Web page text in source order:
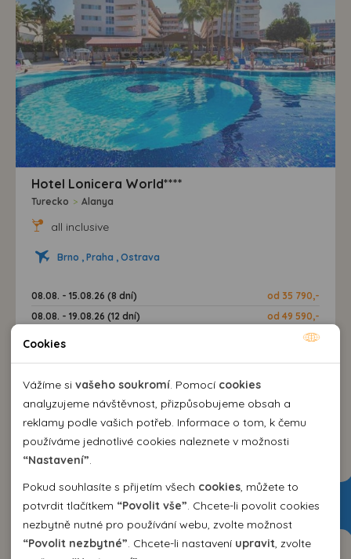
Hotel Lonicera World****
Turecko > Alanya
all inclusive
Brno , Praha , Ostrava
08.08. - 15.08.26 (8 dní)
od 35 790,-
08.08. - 19.08.26 (12 dní)
od 49 590,-
od 35 790,-
Cookies
Vážíme si vašeho soukromí. Pomocí cookies
analyzujeme návštěvnost, přizpůsobujeme obsah a
reklamy podle vašich potřeb. Informace o tom, k čemu
používáme jednotlivé cookies naleznete v možnosti
“Nastavení”.
Pokud souhlasíte s přijetím všech cookies, můžete to
potvrdit tlačítkem “Povolit vše”. Chcete-li povolit cookies
nezbytně nutné pro používání webu, zvolte možnost
“Povolit nezbytné”. Chcete-li nastavení upravit, zvolte
Nutné cookies pomáhají, aby byla webová stránka
použitelná tak, že umožní základní funkce jako navigace
stránky a přístup k zabezpečeným sekcím webové stránky.
Webová stránka nemůže správně fungovat bez těchto
cookies.
Analytické cookies
Pomocí analytických cookies můžeme měřit návštěvnost
našeho webu, zdroje návštěv, výkon reklam a také jejich
Personální cookies